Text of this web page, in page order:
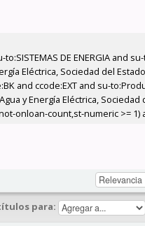
DE ENERGIA and
Eléctrica, Sociedad del
and ccode:EXT and su-
y Energía Eléctrica,
onloan-count,st-numeric >= 1)
para: